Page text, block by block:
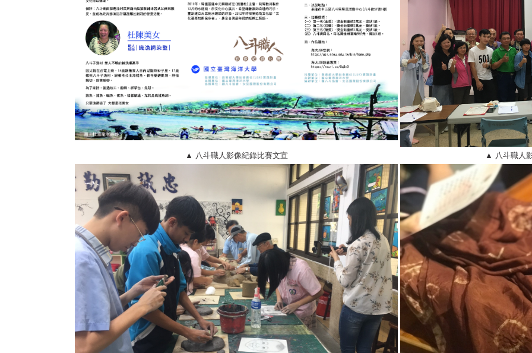
▲ 八斗職人影像紀錄比賽文宣 ▲ 八斗職人